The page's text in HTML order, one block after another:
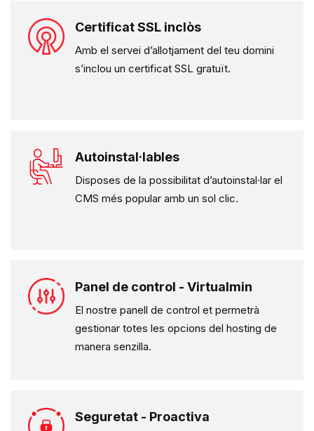
Certificat SSL inclòs
Amb el servei d’allotjament del teu domini
s’inclou un certificat SSL gratuït.
Autoinstal·lables
Disposes de la possibilitat d’autoinstal·lar el
CMS més popular amb un sol clic.
Panel de control - Virtualmin
El nostre panell de control et permetrà
gestionar totes les opcions del hosting de
manera senzilla.
Seguretat - Proactiva